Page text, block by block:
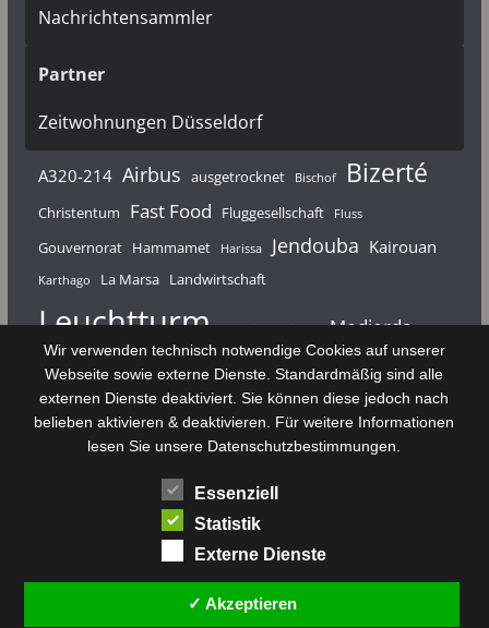
Nachrichtensammler
Partner
Zeitwohnungen Düsseldorf
A320-214 Airbus ausgetrocknet Bischof Bizerté
Christentum Fast Food Fluggesellschaft Fluss
Gouvernorat Hammamet Harissa Jendouba Kairouan
Karthago La Marsa Landwirtschaft
Leuchtturm Mahdia Majerda Medjerda
Monastir Médenine Nabeul Nouvelair Punier
Rundfunk Römer Salzsee Sebkha
Sfax Sidi Bou Said Souk El Arba Sousse
Stadt Tabarka Telekommunikation
Zaghouan
Wir verwenden technisch notwendige Cookies auf unserer
Webseite sowie externe Dienste. Standardmäßig sind alle
externen Dienste deaktiviert. Sie können diese jedoch nach
belieben aktivieren & deaktivieren. Für weitere Informationen
lesen Sie unsere Datenschutzbestimmungen.
Essenziell
Statistik
Externe Dienste
✓ Akzeptieren